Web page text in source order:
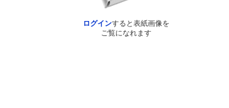
ログインすると表紙画像を
ご覧になれます